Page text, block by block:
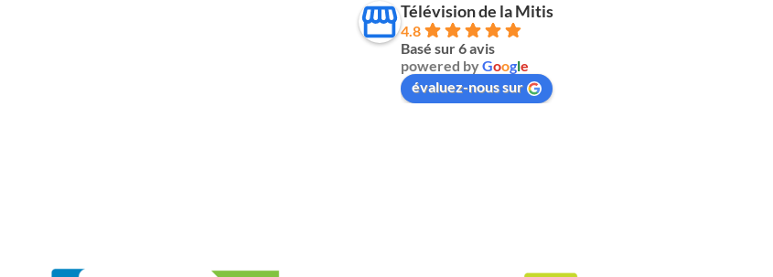
Télévision de la Mitis
4.8
Basé sur 6 avis
powered byGoogle
évaluez-nous sur